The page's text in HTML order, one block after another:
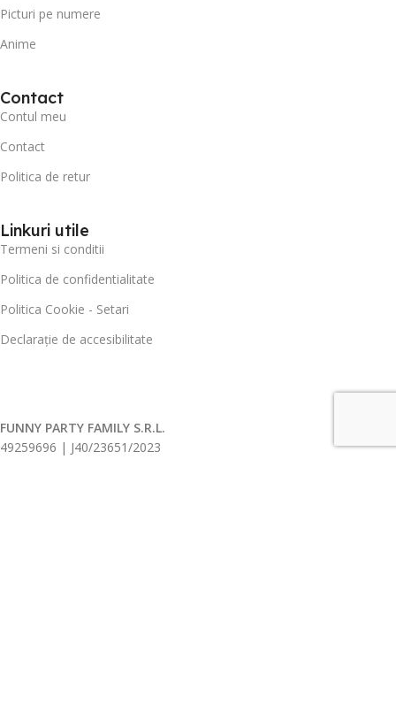
Picturi pe numere
Anime
Contact
Contul meu
Contact
Politica de retur
Linkuri utile
Termeni si conditii
Politica de confidentialitate
Politica Cookie - Setari
Declarație de accesibilitate
FUNNY PARTY FAMILY S.R.L.
49259696 | J40/23651/2023